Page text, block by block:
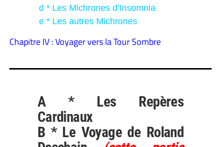
d * Les Michrones d’Insomnia
e * Les autres Michrones
Chapitre IV : Voyager vers la Tour Sombre
A * Les Repères
Cardinaux
B * Le Voyage de Roland